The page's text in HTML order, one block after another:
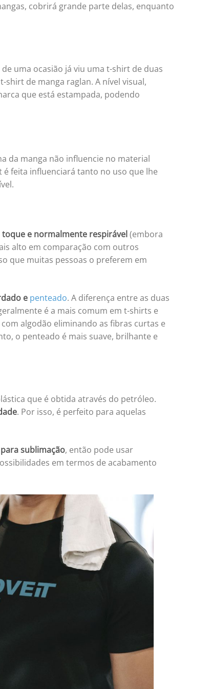
cobrirá grande parte delas, enquanto
uma ocasião já viu uma t-shirt de duas
shirt de manga raglan. A nível visual,
que está estampada, podendo
da manga não influencie no material
feita influenciará tanto no uso que lhe
toque e normalmente respirável (embora
alto em comparação com outros
que muitas pessoas o preferem em
e penteado. A diferença entre as duas
é a mais comum em t-shirts e
algodão eliminando as fibras curtas e
o penteado é mais suave, brilhante e
que é obtida através do petróleo.
. Por isso, é perfeito para aquelas
sublimação, então pode usar
em termos de acabamento